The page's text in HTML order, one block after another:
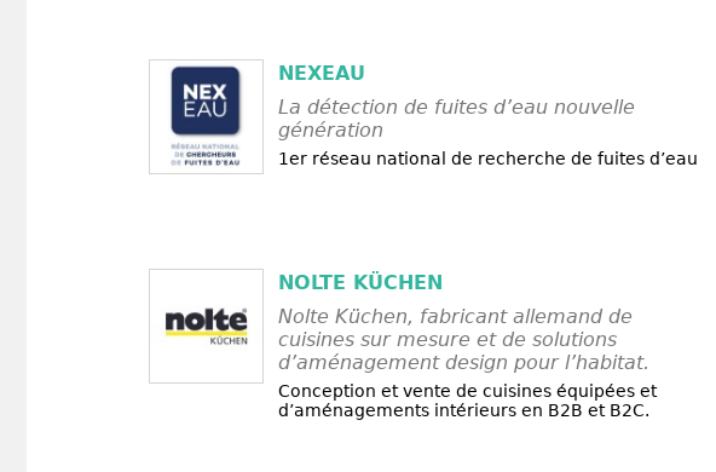
NEXEAU
La détection de fuites d’eau nouvelle
génération
1er réseau national de recherche de fuites d’eau
NOLTE KÜCHEN
Nolte Küchen, fabricant allemand de
cuisines sur mesure et de solutions
d’aménagement design pour l’habitat.
Conception et vente de cuisines équipées et
d’aménagements intérieurs en B2B et B2C.